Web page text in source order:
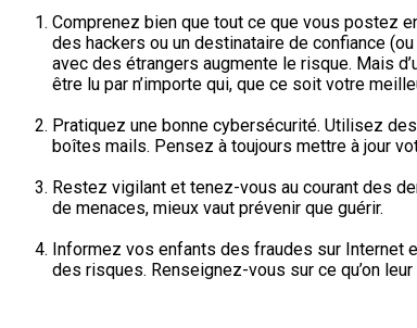
Comprenez bien que tout ce que vous postez
des hackers ou un destinataire de confiance (ou
avec des étrangers augmente le risque. Mais
être lu par n’importe qui, que ce soit votre
Pratiquez une bonne cybersécurité. Utilisez
boîtes mails. Pensez à toujours mettre à jour
Restez vigilant et tenez-vous au courant des
de menaces, mieux vaut prévenir que guérir.
Informez vos enfants des fraudes sur Internet
des risques. Renseignez-vous sur ce qu’on